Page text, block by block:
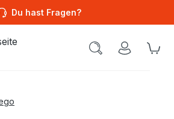
Du hast Fragen?